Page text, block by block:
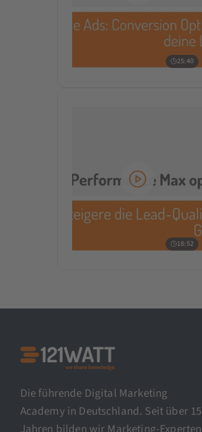
25:40
18:52
Die führende Digital Marketing
Academy in Deutschland. Seit über 15